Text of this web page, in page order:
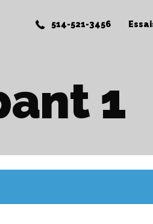
514-521-3456
1